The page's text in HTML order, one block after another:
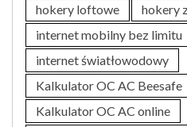
hokery loftowe
hokery
internet mobilny bez limitu
internet światłowodowy
Kalkulator OC AC Beesafe
Kalkulator OC AC online